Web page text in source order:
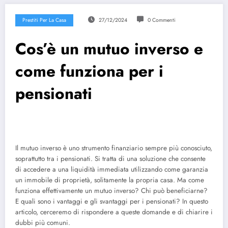
Prestiti Per La Casa 27/12/2024 0 Commenti
Cos’è un mutuo inverso e
come funziona per i
pensionati
Il mutuo inverso è uno strumento finanziario sempre più conosciuto,
soprattutto tra i pensionati. Si tratta di una soluzione che consente
di accedere a una liquidità immediata utilizzando come garanzia
un immobile di proprietà, solitamente la propria casa. Ma come
funziona effettivamente un mutuo inverso? Chi può beneficiarne?
E quali sono i vantaggi e gli svantaggi per i pensionati? In questo
articolo, cerceremo di rispondere a queste domande e di chiarire i
dubbi più comuni.